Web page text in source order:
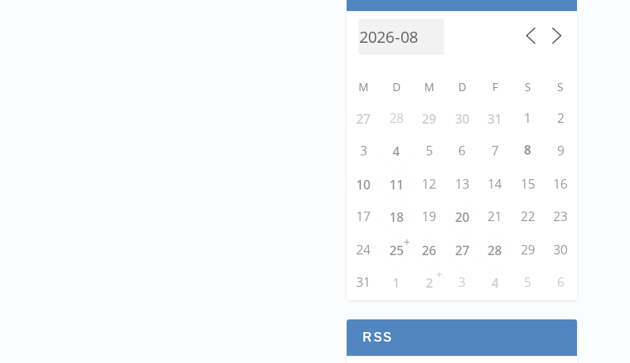
M D M D F S S
27 28 29 30 31 1
2
3
4 5 6 7 8
9
10
11 12 13 14 15
16
17
18 19 20 21 22
23
24
25
+
26 27 28 29
30
31
1 2
+ 3 4 5 6
RSS